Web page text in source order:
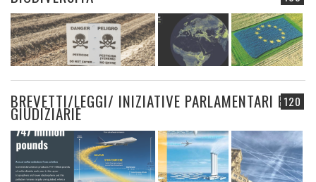
120
BREVETTI/LEGGI/ INIZIATIVE PARLAMENTARI E
GIUDIZIARIE